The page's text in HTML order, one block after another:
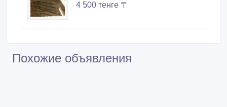
4 500 тенге 〒
Похожие объявления